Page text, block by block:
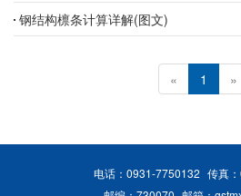
钢结构檩条计算详解(图文)
« 1 »
电话：0931-7750132 传真